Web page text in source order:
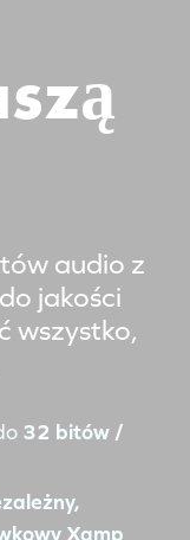
audio z
jakości
wszystko,
32 bitów /
Xamp